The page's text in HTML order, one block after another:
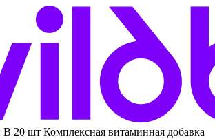
В 20 шт Комплексная витаминная добавка